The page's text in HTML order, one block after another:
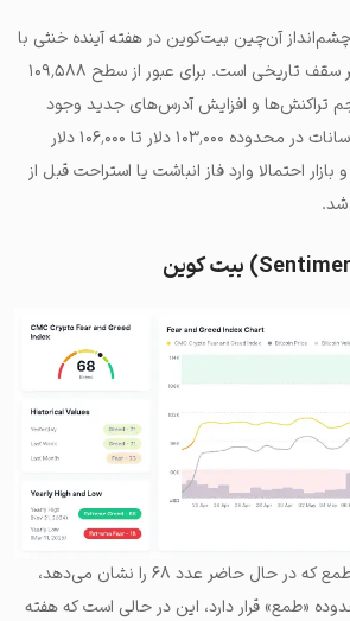
آن‌چین بیت‌کوین در هفته آینده خنثی با
احتمال نوسان محدود زیر سقف تاریخی است. برای عبور از سطح ۱۰۹٬۵۸۸
تراکنش‌ها و افزایش آدرس‌های جدید وجود
دارد. در غیر این صورت نوسانات در محدوده ۱۰۳٬۰۰۰ دلار تا ۱۰۶٬۰۰۰ دلار
احتمالا وارد فاز انباشت یا استراحت قبل از
شد.
بر اساس شاخص ترس و طمع که در حال حاضر عدد ۶۸ را نشان می‌دهد،
«طمع» قرار دارد، این در حالی است که هفته